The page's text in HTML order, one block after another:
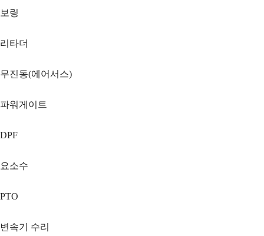
보링
리타더
무진동(에어서스)
파워게이트
DPF
요소수
PTO
변속기 수리